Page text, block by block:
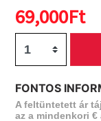
69,000Ft
FONTOS
A feltüntetett ár
az a mindenkori